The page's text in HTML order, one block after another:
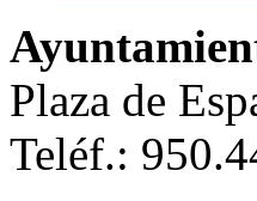
Plaza de
Teléf.: